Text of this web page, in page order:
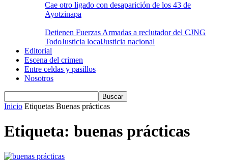
Cae otro ligado con desaparición de los 43 de
Ayotzinapa
Detienen Fuerzas Armadas a reclutador del CJNG
TodoJusticia localJusticia nacional
Editorial
Escena del crimen
Entre celdas y pasillos
Nosotros
Inicio Etiquetas Buenas prácticas
Etiqueta: buenas prácticas